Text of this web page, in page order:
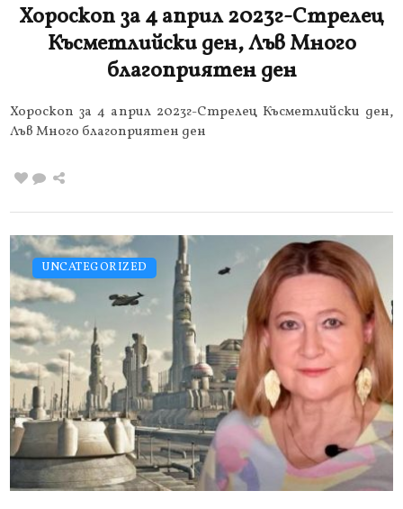
Хороскоп за 4 април 2023г-Стрелец
Късметлийски ден, Лъв Много
благоприятен ден
Хороскоп за 4 април 2023г-Стрелец Късметлийски ден,
Лъв Много благоприятен ден
UNCATEGORIZED